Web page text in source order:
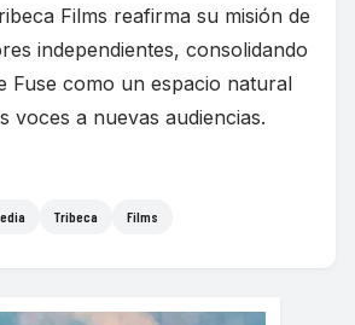
Films reafirma su misión de
independientes, consolidando
Fuse como un espacio natural
voces a nuevas audiencias.
Tribeca Films